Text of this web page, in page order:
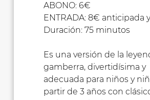
ABONO: 6€
ENTRADA: 8€ anticipada
Duración: 75 minutos
Es una versión de la
gamberra, divertidísima y
adecuada para niños y
partir de 3 años con